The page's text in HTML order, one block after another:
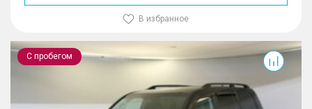
В избранное
С пробегом
Land Cruiser